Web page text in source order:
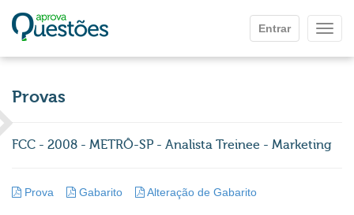
Entrar
Provas
FCC - 2008 - METRÔ-SP - Analista Treinee - Marketing
Prova Gabarito Alteração de Gabarito